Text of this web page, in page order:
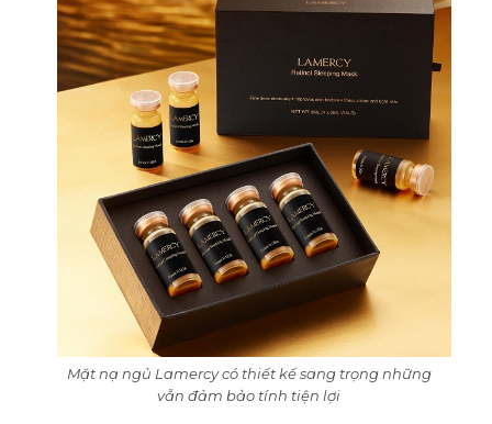
Mặt nạ ngủ Lamercy có thiết kế sang trọng những
vẫn đảm bảo tính tiện lợi